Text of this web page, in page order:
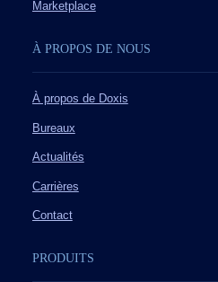
Marketplace
À PROPOS DE NOUS
À propos de Doxis
Bureaux
Actualités
Carrières
Contact
PRODUITS